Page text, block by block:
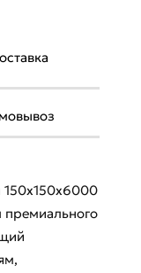
150х150х6000
премиального